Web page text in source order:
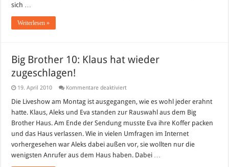
sich …
Weiterlesen »
Big Brother 10: Klaus hat wieder
zugeschlagen!
19. April 2010 Kommentare deaktiviertfür
Brother
10:
Klaus
wieder
zugeschlagen!
Die Liveshow am Montag ist ausgegangen, wie es wohl jeder erahnt
hatte. Klaus, Aleks und Eva standen zur Rauswahl aus dem Big
Brother Haus. Am Ende der Sendung musste Eva ihre Koffer packen
und das Haus verlassen. Wie in vielen Umfragen im Internet
vorhergesehen war Aleks dabei außen vor, sie wollten nur die
wenigsten Anrufer aus dem Haus haben. Dabei …